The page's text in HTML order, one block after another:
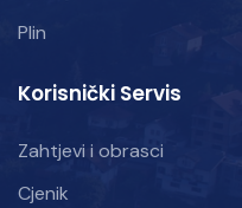
Plin
Korisnički Servis
Zahtjevi i obrasci
Cjenik